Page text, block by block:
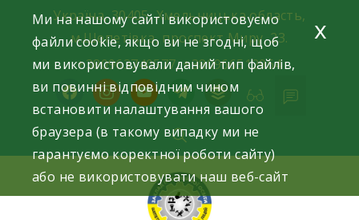
content
Україна, 30405, Хмельницька область,
м.Шепетівка, проспект Миру, 23.
+380963740577, +380966512964
facebookinstagramyoutubetelegram
buffer
Ми на нашому сайті використовуємо
файли cookie, якщо ви не згодні, щоб
ми використовували даний тип файлів,
ви повинні відповідним чином
встановити налаштування вашого
браузера (в такому випадку ми не
гарантуємо коректної роботи сайту)
або не використовувати наш веб-сайт
x